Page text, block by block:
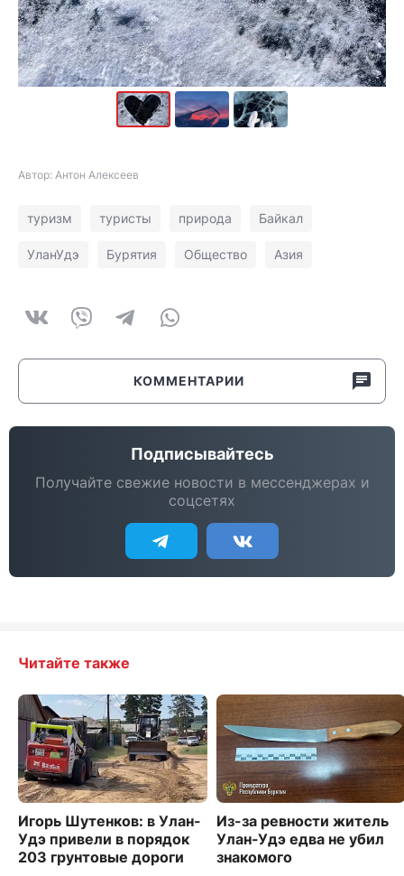
Автор: Антон Алексеев
туризм туристы природа Байкал
УланУдэ Бурятия Общество Азия
КОММЕНТАРИИ
Подписывайтесь
Получайте свежие новости в мессенджерах и
соцсетях
Читайте также
Игорь Шутенков: в Улан-
Удэ привели в порядок
203 грунтовые дороги
Из-за ревности житель
Улан-Удэ едва не убил
знакомого